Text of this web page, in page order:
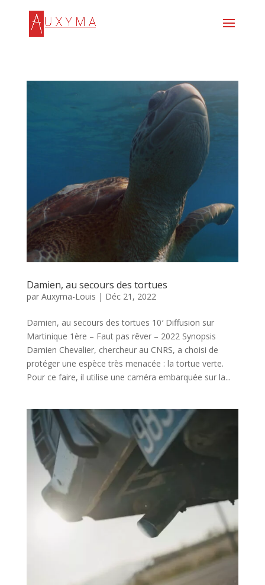
Damien, au secours des tortues
par Auxyma-Louis | Déc 21, 2022
Damien, au secours des tortues 10′ Diffusion sur
Martinique 1ère – Faut pas rêver – 2022 Synopsis
Damien Chevalier, chercheur au CNRS, a choisi de
protéger une espèce très menacée : la tortue verte.
Pour ce faire, il utilise une caméra embarquée sur la...